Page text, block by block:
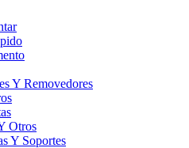
Y Removedores
Otros
Y Soportes